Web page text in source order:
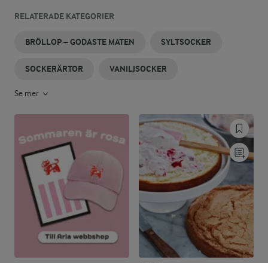
RELATERADE KATEGORIER
BRÖLLOP – GODASTE MATEN SYLTSOCKER
SOCKERÄRTOR VANILJSOCKER
Se mer